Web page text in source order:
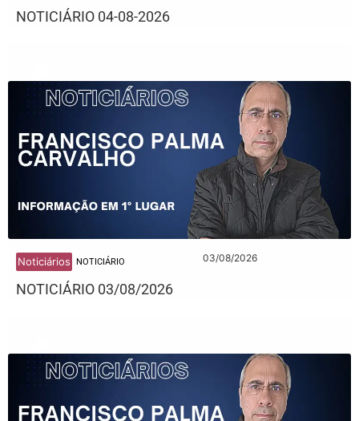
NOTICIÁRIO 04-08-2026
Noticiários NOTICIÁRIO 03/08/2026
NOTICIÁRIO 03/08/2026